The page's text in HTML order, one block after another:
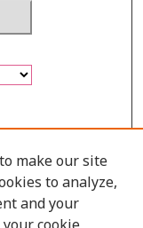
make our site
to analyze,
and your